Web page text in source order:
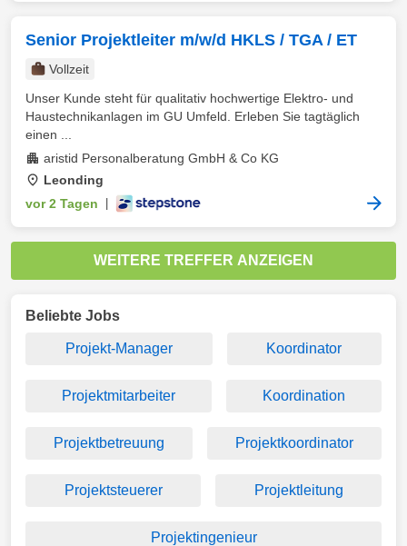
Senior Projektleiter m/w/d HKLS / TGA / ET
Vollzeit
Unser Kunde steht für qualitativ hochwertige Elektro- und
Haustechnikanlagen im GU Umfeld. Erleben Sie tagtäglich
einen ...
aristid Personalberatung GmbH & Co KG
Leonding
vor 2 Tagen
WEITERE TREFFER ANZEIGEN
Beliebte Jobs
Projekt-Manager Koordinator
Projektmitarbeiter Koordination
Projektbetreuung Projektkoordinator
Projektsteuerer Projektleitung
Projektingenieur